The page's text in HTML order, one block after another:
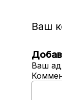
Ваш
Ваш